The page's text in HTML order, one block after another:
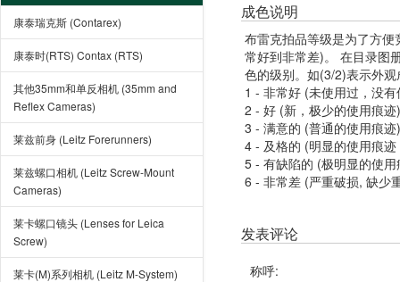
康泰瑞克斯 (Contarex)
康泰时(RTS) Contax (RTS)
其他35mm和单反相机 (35mm and
Reflex Cameras)
莱兹前身 (Leitz Forerunners)
莱兹螺口相机 (Leitz Screw-Mount
Cameras)
莱卡螺口镜头 (Lenses for Leica
Screw)
莱卡(M)系列相机 (Leitz M-System)
成色说明
布雷克拍品等级是为了方
常好到非常差)。 在目录图
色的级别。如(3/2)表示外
1 - 非常好 (未使用过，没
2 - 好 (新，极少的使用痕迹)
3 - 满意的 (普通的使用痕迹)
4 - 及格的 (明显的使用痕
5 - 有缺陷的 (极明显的使
6 - 非常差 (严重破损, 缺少
发表评论
称呼: